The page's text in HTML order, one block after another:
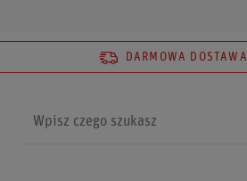
DARMOWA DOSTAWA